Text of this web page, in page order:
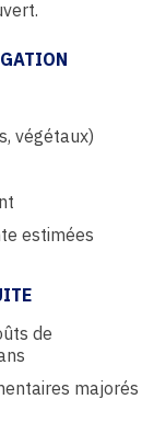
végétaux)
estimées
de
majorés